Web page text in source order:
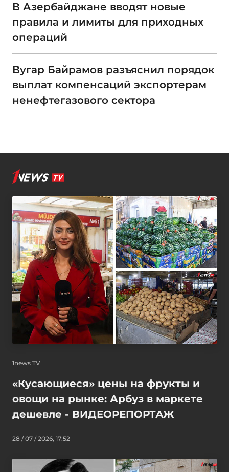
В Азербайджане вводят новые
правила и лимиты для приходных
операций
Вугар Байрамов разъяснил порядок
выплат компенсаций экспортерам
ненефтегазового сектора
1news TV
«Кусающиеся» цены на фрукты и
овощи на рынке: Арбуз в маркете
дешевле - ВИДЕОРЕПОРТАЖ
28 / 07 / 2026, 17:52